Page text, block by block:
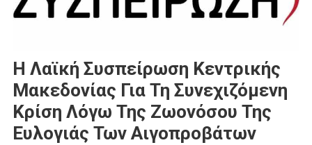
Η Λαϊκή Συσπείρωση Κεντρικής
Μακεδονίας Για Τη Συνεχιζόμενη
Κρίση Λόγω Της Ζωονόσου Της
Ευλογιάς Των Αιγοπροβάτων